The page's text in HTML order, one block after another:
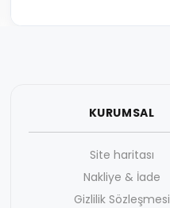
KURUMSAL
Site haritası
Nakliye & İade
Gizlilik Sözleşmesi